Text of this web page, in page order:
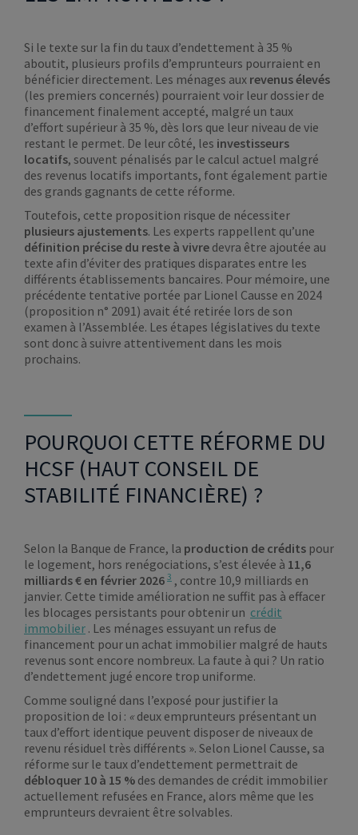
Si le texte sur la fin du taux d’endettement à 35 %
aboutit, plusieurs profils d’emprunteurs pourraient en
bénéficier directement. Les ménages aux revenus élevés
(les premiers concernés) pourraient voir leur dossier de
financement finalement accepté, malgré un taux
d’effort supérieur à 35 %, dès lors que leur niveau de vie
restant le permet. De leur côté, les investisseurs
locatifs, souvent pénalisés par le calcul actuel malgré
des revenus locatifs importants, font également partie
des grands gagnants de cette réforme.
Toutefois, cette proposition risque de nécessiter
plusieurs ajustements. Les experts rappellent qu’une
définition précise du reste à vivre devra être ajoutée au
texte afin d’éviter des pratiques disparates entre les
différents établissements bancaires. Pour mémoire, une
précédente tentative portée par Lionel Causse en 2024
(proposition n° 2091) avait été retirée lors de son
examen à l’Assemblée. Les étapes législatives du texte
sont donc à suivre attentivement dans les mois
prochains.
POURQUOI CETTE RÉFORME DU
HCSF (HAUT CONSEIL DE
STABILITÉ FINANCIÈRE) ?
Selon la Banque de France, la production de crédits pour
le logement, hors renégociations, s’est élevée à 11,6
milliards € en février 2026 3 , contre 10,9 milliards en
janvier. Cette timide amélioration ne suffit pas à effacer
les blocages persistants pour obtenir un crédit
immobilier . Les ménages essuyant un refus de
financement pour un achat immobilier malgré de hauts
revenus sont encore nombreux. La faute à qui ? Un ratio
d’endettement jugé encore trop uniforme.
Comme souligné dans l’exposé pour justifier la
proposition de loi : «deux emprunteurs présentant un
taux d’effort identique peuvent disposer de niveaux de
revenu résiduel très différents ». Selon Lionel Causse, sa
réforme sur le taux d’endettement permettrait de
débloquer 10 à 15 % des demandes de crédit immobilier
actuellement refusées en France, alors même que les
emprunteurs devraient être solvables.